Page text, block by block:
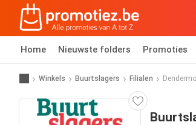
Home Nieuwste folders Promoties
Winkels Buurtslagers Filialen